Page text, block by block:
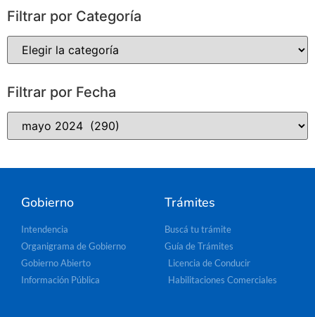
Filtrar por Categoría
Filtrar por Fecha
Gobierno
Intendencia
Organigrama de Gobierno
Gobierno Abierto
Información Pública
Trámites
Buscá tu trámite
Guía de Trámites
Licencia de Conducir
Habilitaciones Comerciales